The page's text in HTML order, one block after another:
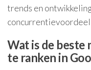
trends en
Wat is de beste
te ranken in